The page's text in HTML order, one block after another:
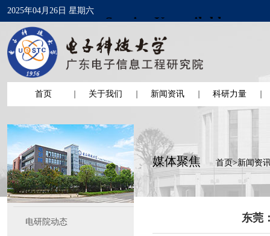
2025年04月26日 星期六
首页 关于我们 新闻资讯 科研力量
电研院动态
媒体聚焦 首页>新闻资
东莞